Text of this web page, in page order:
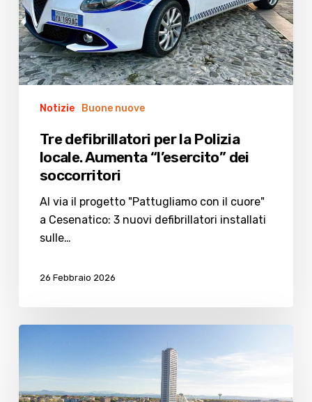
Notizie Buone nuove
Tre defibrillatori per la Polizia
locale. Aumenta “l’esercito” dei
soccorritori
Al via il progetto "Pattugliamo con il cuore"
a Cesenatico: 3 nuovi defibrillatori installati
sulle…
26 Febbraio 2026
accordo